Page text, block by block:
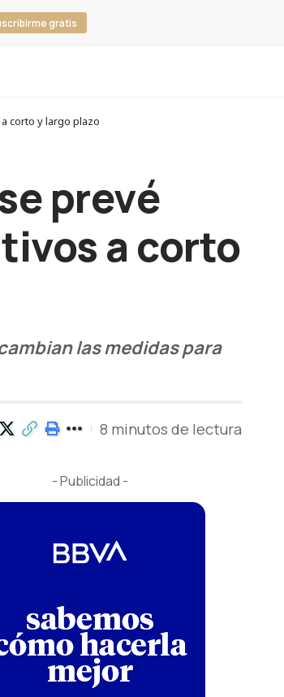
gratis
corto y largo plazo
prevé
a corto
las medidas para
8 minutos de lectura
- Publicidad -